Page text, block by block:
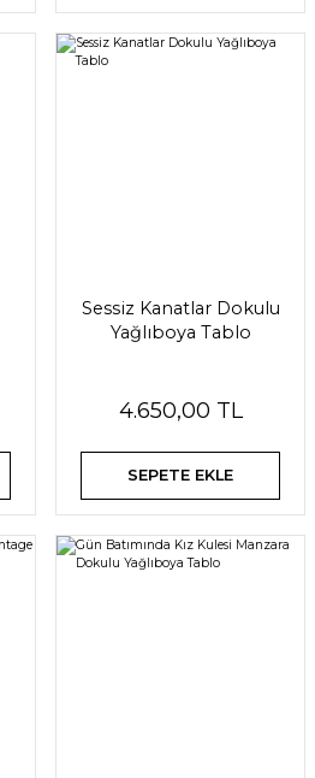
Sessiz Kanatlar Dokulu
Yağlıboya Tablo
4.650,00 TL
SEPETE EKLE